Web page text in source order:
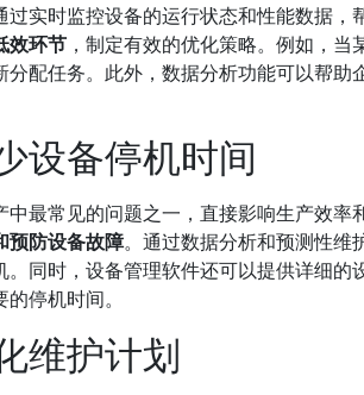
过实时监控设备的运行状态和性能数据
效环节 ，制定有效的优化策略。例如，
分配任务。此外，数据分析功能可以帮
设备停机时间
中最常见的问题之一，直接影响生产效率
预防设备故障。通过数据分析和预测性维
。同时，设备管理软件还可以提供详细
停机时间。
维护计划